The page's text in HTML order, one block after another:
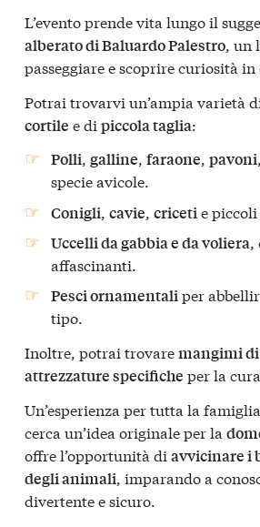
L’evento prende vita lungo il
alberato di Baluardo Palestro, un
passeggiare e scoprire curiosità
Potrai trovarvi un’ampia varietà
cortile e di piccola taglia:
Polli,galline,faraone,pavoni
specie avicole.
Conigli ,cavie ,criceti e
Uccelli da gabbia e da voliera,
affascinanti.
Pesci ornamentaliper
tipo.
Inoltre, potrai trovaremangimi
attrezzature specifiche per la
Un’esperienza per tutta la
cerca un’idea originale per la
offre l’opportunità di avvicinare i
degli animali , imparando a
divertente e sicuro.